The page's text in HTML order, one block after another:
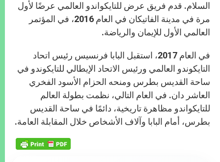
السلام. قدم فريق عرض للتايكواندو العالمي عرضًا لأول
مرة في مدينة الفاتيكان في العام 2016، في المؤتمر
العالمي الأول للإيمان والرياضة.
في العام 2017، استقبل البابا فرنسيس رئيس اتحاد
التايكوندو العالمي ورئيس الاتحاد الإيطالي للتايكوندو في
ساحة القديس بطرس ومنحه الحزام الأسود الفخري
العاشر دان. في العام التالي، نظمت بطولة العالم
للتايكواندو مظاهرة تاريخية، دائمًا في ساحة القديس
بطرس، أمام البابا وآلاف الأشخاص خلال المقابلة العامة.